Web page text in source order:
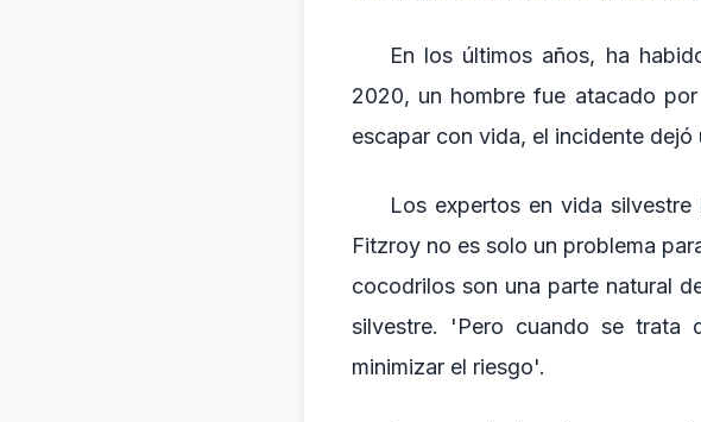
En los últimos años, ha
2020, un hombre fue atacado
escapar con vida, el incidente dejó
Los expertos en vida
Fitzroy no es solo un problema
cocodrilos son una parte natural
silvestre. 'Pero cuando se trata
minimizar el riesgo'.